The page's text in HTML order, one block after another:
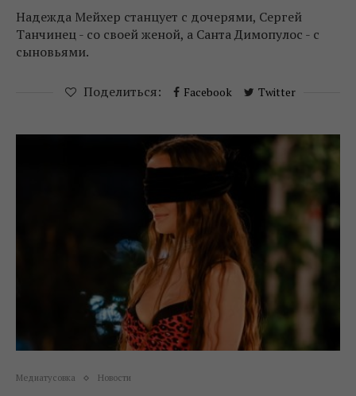
Надежда Мейхер станцует с дочерями, Сергей
Танчинец - со своей женой, а Санта Димопулос - с
сыновьями.
Поделиться: Facebook Twitter
Медиатусовка Новости